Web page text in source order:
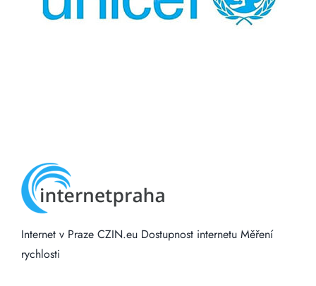
Internet v Praze CZIN.eu Dostupnost internetu Měření
rychlosti